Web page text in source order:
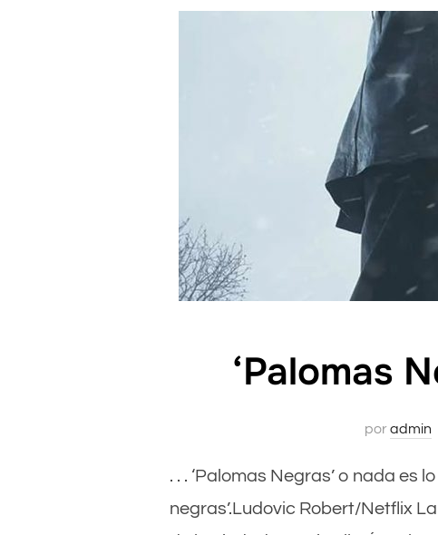
‘Palomas
poradmin
. . . ‘Palomas Negras’ o nada es
negras’.Ludovic Robert/Netflix